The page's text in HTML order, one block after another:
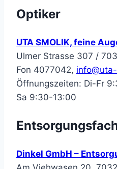
Optiker
UTA SMOLIK, feine
Ulmer Strasse 307 /
Fon 4077042,
Öffnungszeiten: Di-Fr
Sa 9:30-13:00
Dinkel GmbH –